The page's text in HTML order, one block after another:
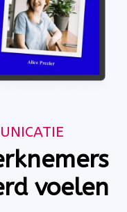
voelen